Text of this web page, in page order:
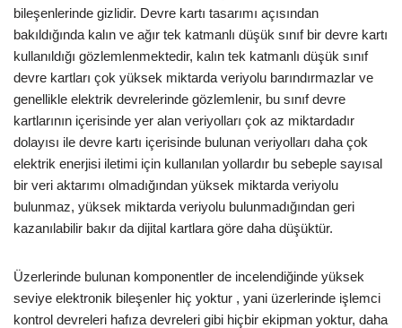
bileşenlerinde gizlidir. Devre kartı tasarımı açısından
bakıldığında kalın ve ağır tek katmanlı düşük sınıf bir devre kartı
kullanıldığı gözlemlenmektedir, kalın tek katmanlı düşük sınıf
devre kartları çok yüksek miktarda veriyolu barındırmazlar ve
genellikle elektrik devrelerinde gözlemlenir, bu sınıf devre
kartlarının içerisinde yer alan veriyolları çok az miktardadır
dolayısı ile devre kartı içerisinde bulunan veriyolları daha çok
elektrik enerjisi iletimi için kullanılan yollardır bu sebeple sayısal
bir veri aktarımı olmadığından yüksek miktarda veriyolu
bulunmaz, yüksek miktarda veriyolu bulunmadığından geri
kazanılabilir bakır da dijital kartlara göre daha düşüktür.
Üzerlerinde bulunan komponentler de incelendiğinde yüksek
seviye elektronik bileşenler hiç yoktur , yani üzerlerinde işlemci
kontrol devreleri hafıza devreleri gibi hiçbir ekipman yoktur, daha